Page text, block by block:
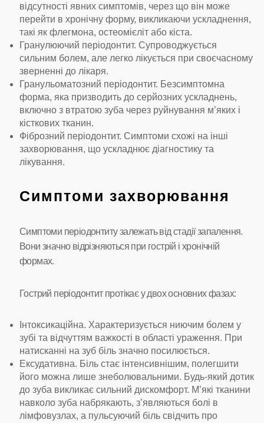
відсутності явних симптомів, через що він може
перейти в хронічну форму, викликаючи ускладнення,
такі як флегмона, остеомієліт або кіста.
Гранулюючий періодонтит. Супроводжується
сильним болем, але легко лікується при своєчасному
зверненні до лікаря.
Гранульоматозний періодонтит. Безсимптомна
форма, яка призводить до серйозних ускладнень,
включно з втратою зуба через руйнування м’яких і
кісткових тканин.
Фіброзний періодонтит. Симптоми схожі на інші
захворювання, що ускладнює діагностику та
лікування.
Симптоми захворювання
Симптоми періодонтиту залежать від стадії запалення.
Вони значно відрізняються при гострій і хронічній
формах.
Гострий періодонтит протікає у двох основних фазах:
Інтоксикаційна. Характеризується ниючим болем у
зубі та відчуттям важкості в області ураження. При
натисканні на зуб біль значно посилюється.
Ексудативна. Біль стає інтенсивнішим, полегшити
його можна лише знеболювальними. Будь-який дотик
до зуба викликає сильний дискомфорт. М’які тканини
навколо зуба набрякають, з’являються болі в
лімфовузлах, а пульсуючий біль свідчить про